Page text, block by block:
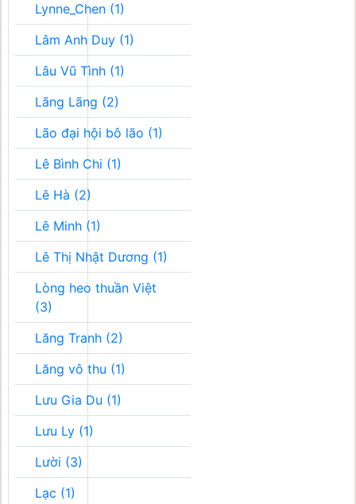
Lynne_Chen (1)
Lâm Anh Duy (1)
Lâu Vũ Tình (1)
Lãng Lãng (2)
Lão đại hội bô lão (1)
Lê Bình Chi (1)
Lê Hà (2)
Lê Minh (1)
Lê Thị Nhật Dương (1)
Lòng heo thuần Việt
(3)
Lăng Tranh (2)
Lăng vô thu (1)
Lưu Gia Du (1)
Lưu Ly (1)
Lười (3)
Lạc (1)